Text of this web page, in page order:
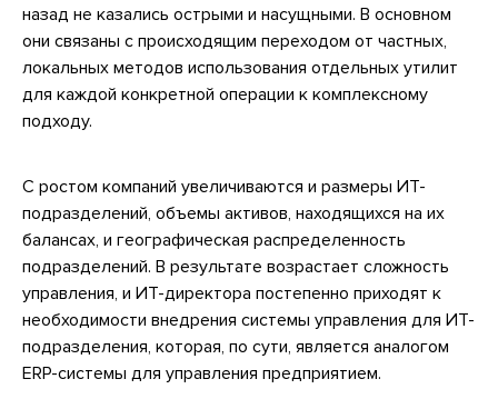
назад не казались острыми и насущными. В основном
они связаны с происходящим переходом от частных,
локальных методов использования отдельных утилит
для каждой конкретной операции к комплексному
подходу.
С ростом компаний увеличиваются и размеры ИТ-
подразделений, объемы активов, находящихся на их
балансах, и географическая распределенность
подразделений. В результате возрастает сложность
управления, и ИТ-директора постепенно приходят к
необходимости внедрения системы управления для ИТ-
подразделения, которая, по сути, является аналогом
ERP-системы для управления предприятием.